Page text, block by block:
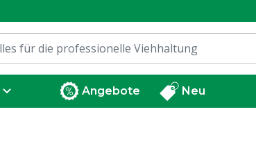
Angebote Neu